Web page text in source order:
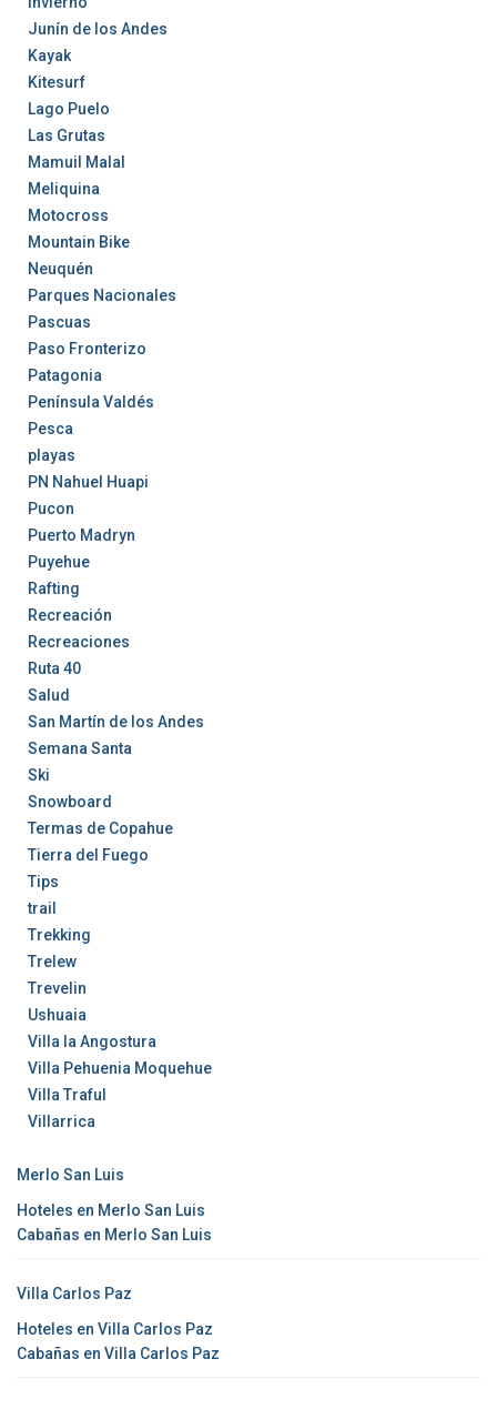
Junín de los Andes
Kayak
Kitesurf
Lago Puelo
Las Grutas
Mamuil Malal
Meliquina
Motocross
Mountain Bike
Neuquén
Parques Nacionales
Pascuas
Paso Fronterizo
Patagonia
Península Valdés
Pesca
playas
PN Nahuel Huapi
Pucon
Puerto Madryn
Puyehue
Rafting
Recreación
Recreaciones
Ruta 40
Salud
San Martín de los Andes
Semana Santa
Ski
Snowboard
Termas de Copahue
Tierra del Fuego
Tips
trail
Trekking
Trelew
Trevelin
Ushuaia
Villa la Angostura
Villa Pehuenia Moquehue
Villa Traful
Villarrica
Merlo San Luis
Hoteles en Merlo San Luis
Cabañas en Merlo San Luis
Villa Carlos Paz
Hoteles en Villa Carlos Paz
Cabañas en Villa Carlos Paz